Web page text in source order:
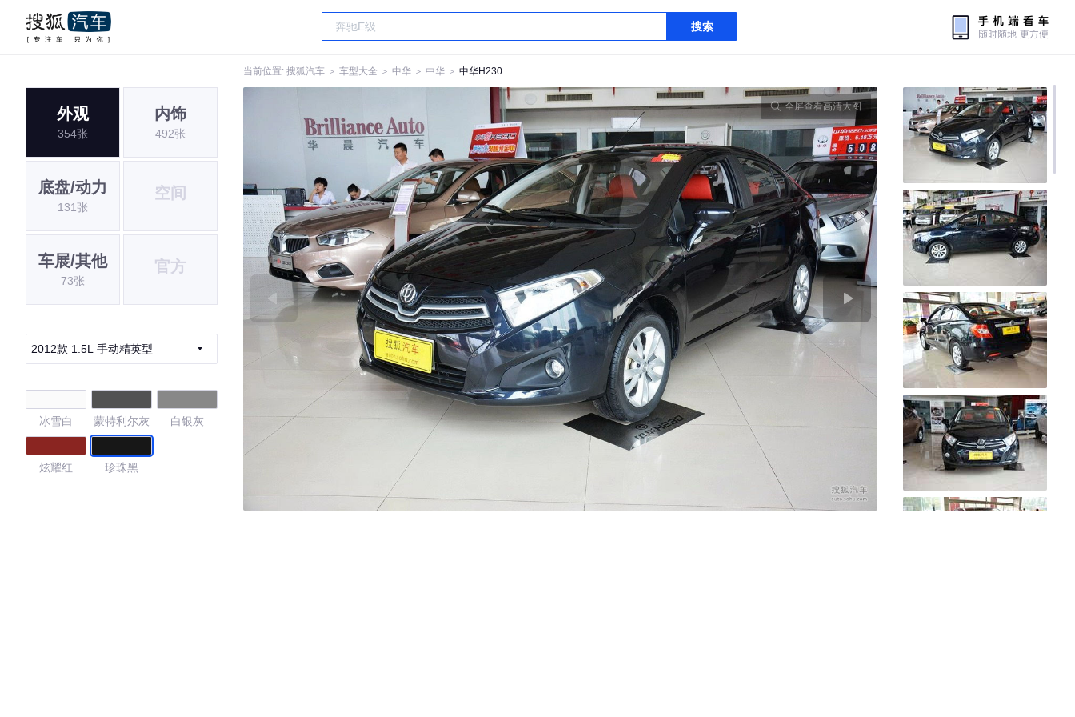
搜索
当前位置: 搜狐汽车 ＞ 车型大全 ＞ 中华 ＞ 中华 ＞ 中华H230
外观
354张
内饰
492张
底盘/动力
131张
空间
车展/其他
73张
官方
2012款 1.5L 手动精英型
冰雪白 蒙特利尔灰 白银灰
炫耀红 珍珠黑
全屏查看高清大图